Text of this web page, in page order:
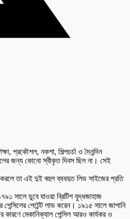
প্রকৌশল, নকশা, শিল্পচর্চা ও দৈনন্দিন
জন্য কোনো স্বীকৃত দিবস ছিল না। সেই
করলে তা এই দুই বহুল ব্যবহৃত লিড সাইজের প্রতি
সালে ডুবে যাওয়া ব্রিটিশ যুদ্ধজাহাজ
পেটেন্ট লাভ করেন। ১৯১৫ সালে জাপানি
কারণে মেকানিক্যাল পেন্সিল আরও কার্যকর ও